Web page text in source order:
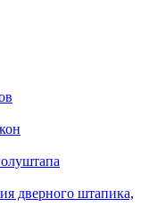
дверного штапика,